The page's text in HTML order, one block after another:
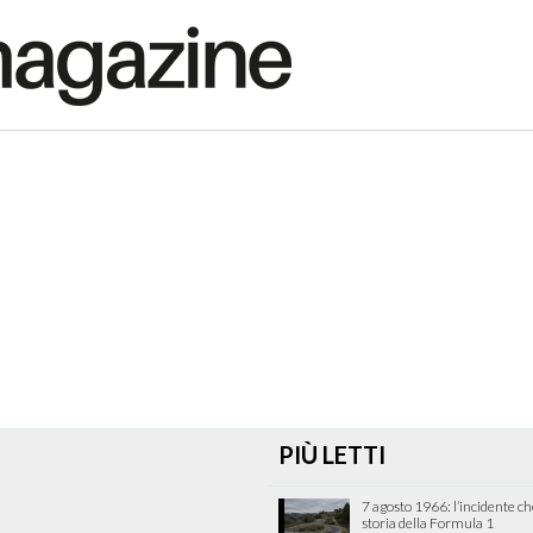
PIÙ LETTI
7 agosto 1966: l’incidente
storia della Formula 1